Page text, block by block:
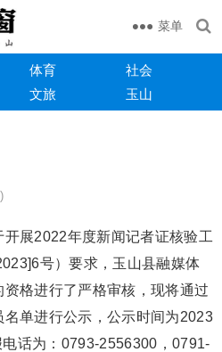
菜单
体育
社会
文旅 玉山
展2022年度新闻记者证核验工
号）要求，玉山县融媒体
格进行了严格审核，现将通过
单进行公示，公示时间为2023
话为：0793-2556300，0791-